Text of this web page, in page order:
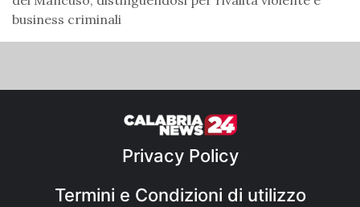
business criminali
Privacy Policy
Termini e Condizioni di utilizzo